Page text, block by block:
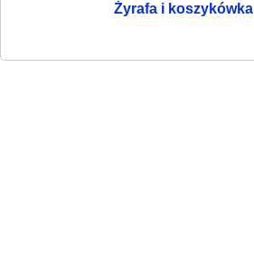
Żyrafa i koszykówka